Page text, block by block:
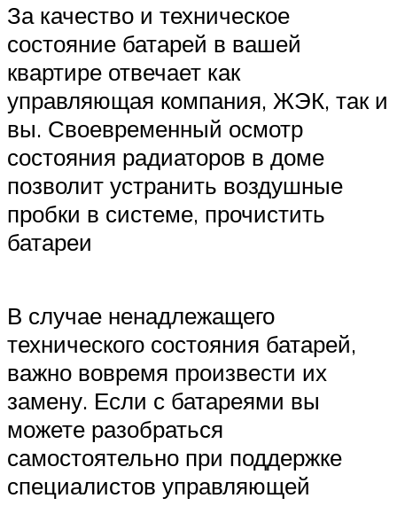
За качество и техническое
состояние батарей в вашей
квартире отвечает как
управляющая компания, ЖЭК, так и
вы. Своевременный осмотр
состояния радиаторов в доме
позволит устранить воздушные
пробки в системе, прочистить
батареи
В случае ненадлежащего
технического состояния батарей,
важно вовремя произвести их
замену. Если с батареями вы
можете разобраться
самостоятельно при поддержке
специалистов управляющей